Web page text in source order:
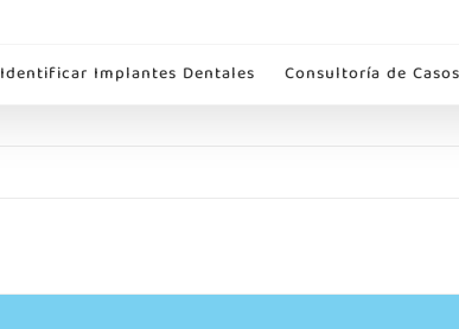
Identificar Implantes Dentales Consultoría de